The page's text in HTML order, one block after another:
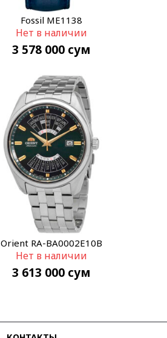
Fossil ME1138
Нет в наличии
3 578 000 сум
Orient RA-BA0002E10B
Нет в наличии
3 613 000 сум